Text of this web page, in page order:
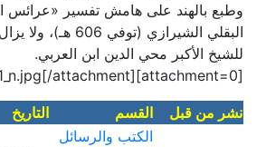
وطبع بالهند على هامش تفسير «عرائس
البقلي الشيرازي (توفي
للشيخ الأكبر محي الدين ابن العربي.
[attachment=0]297369146_5315441861882345_5546510971678358751_n.jpg[/attachment]
نشر من قبل القسم التاريخ
الكتب والرسائل